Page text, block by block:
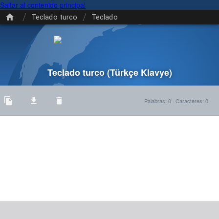
Saltar al contenido principal
/ Teclado turco / Teclado
Teclado turco(Türkçe Klavye)
Palabras: 0 · Caracteres: 0